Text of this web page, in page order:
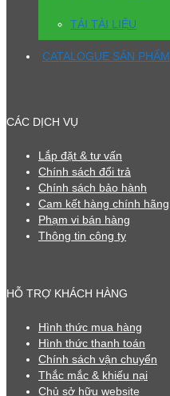
TẢI TÀI LIỆU
CATALOGUE SẢN PHẨM
CÁC DỊCH VỤ
Lắp đặt & tư vấn
Chính sách đổi trả
Chính sách bảo hành
Cam kết hàng chính hãng
Phạm vi bán hàng
Thông tin công ty
HỖ TRỢ KHÁCH HÀNG
Hình thức mua hàng
Hình thức thanh toán
Chính sách vận chuyển
Thắc mắc & khiếu nại
Chủ sở hữu website